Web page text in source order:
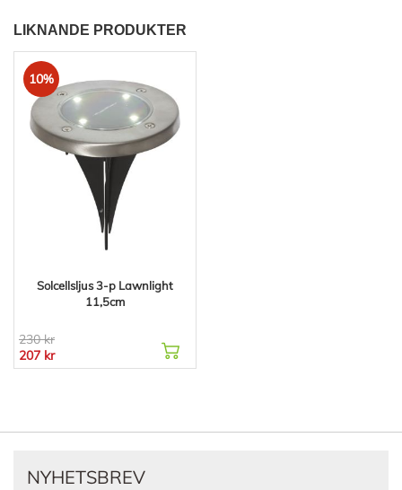
LIKNANDE PRODUKTER
10%
Solcellsljus 3-p Lawnlight
11,5cm
230 kr
207 kr
NYHETSBREV